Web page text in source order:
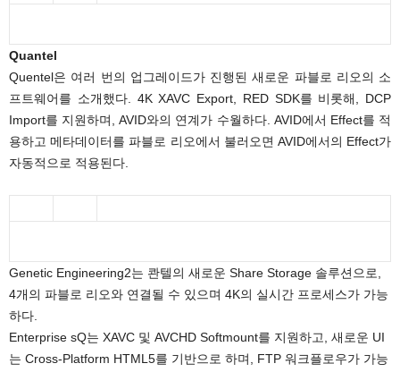
Quantel
Quentel은 여러 번의 업그레이드가 진행된 새로운 파블로 리오의 소
프트웨어를 소개했다. 4K XAVC Export, RED SDK를 비롯해, DCP
Import를 지원하며, AVID와의 연계가 수월하다. AVID에서 Effect를 적
용하고 메타데이터를 파블로 리오에서 불러오면 AVID에서의 Effect가
자동적으로 적용된다.
Genetic Engineering2는 콴텔의 새로운 Share Storage 솔루션으로,
4개의 파블로 리오와 연결될 수 있으며 4K의 실시간 프로세스가 가능
하다.
Enterprise sQ는 XAVC 및 AVCHD Softmount를 지원하고, 새로운 UI
는 Cross-Platform HTML5를 기반으로 하며, FTP 워크플로우가 가능